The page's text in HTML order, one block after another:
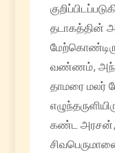
தடாகத்தின்
வண்ணம்,
தாமரை மலர்
கண்ட அரசன்,